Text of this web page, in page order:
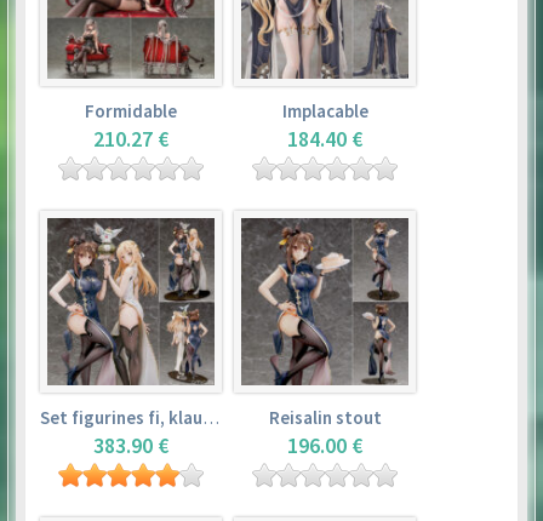
Formidable
210.27 €
Implacable
184.40 €
Set figurines fi, klaudia valentz, reisalin stout
383.90 €
Reisalin stout
196.00 €